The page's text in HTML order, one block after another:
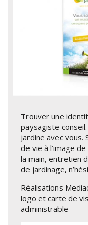
Trouver une
paysagiste
jardine avec vous.
de vie à l’image
la main, entretien
de jardinage,
Réalisations
logo et carte de
administrable